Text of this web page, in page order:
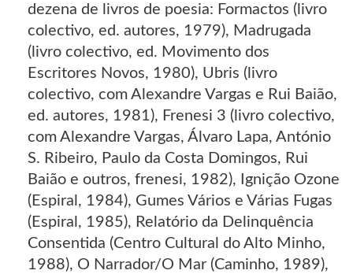
dezena de livros de poesia: Formactos (livro
colectivo, ed. autores, 1979), Madrugada
(livro colectivo, ed. Movimento dos
Escritores Novos, 1980), Ubris (livro
colectivo, com Alexandre Vargas e Rui Baião,
ed. autores, 1981), Frenesi 3 (livro colectivo,
com Alexandre Vargas, Álvaro Lapa, António
S. Ribeiro, Paulo da Costa Domingos, Rui
Baião e outros, frenesi, 1982), Ignição Ozone
(Espiral, 1984), Gumes Vários e Várias Fugas
(Espiral, 1985), Relatório da Delinquência
Consentida (Centro Cultural do Alto Minho,
1988), O Narrador/O Mar (Caminho, 1989),